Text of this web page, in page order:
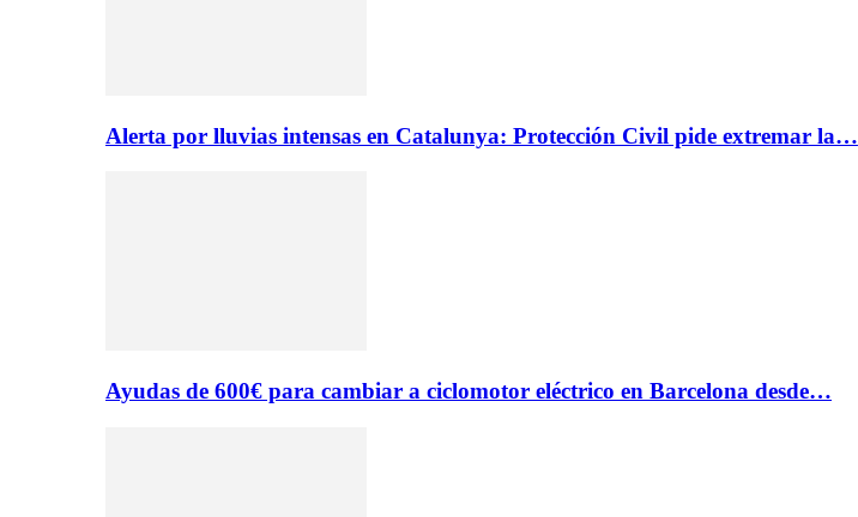
Alerta por lluvias intensas en Catalunya: Protección Civil pide extremar la…
Ayudas de 600€ para cambiar a ciclomotor eléctrico en Barcelona desde…